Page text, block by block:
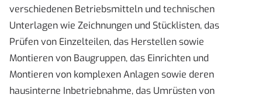
verschiedenen Betriebsmitteln und technischen
Unterlagen wie Zeichnungen und Stücklisten, das
Prüfen von Einzelteilen, das Herstellen sowie
Montieren von Baugruppen, das Einrichten und
Montieren von komplexen Anlagen sowie deren
hausinterne Inbetriebnahme, das Umrüsten von